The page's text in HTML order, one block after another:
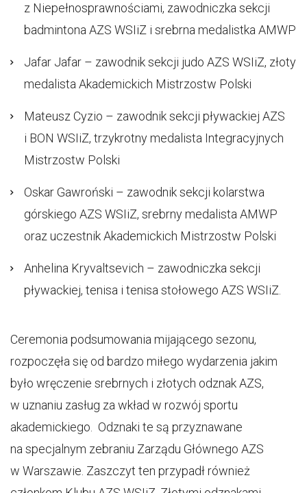
z Niepełnosprawnościami, zawodniczka sekcji
badmintona AZS WSIiZ i srebrna medalistka AMWP
Jafar Jafar – zawodnik sekcji judo AZS WSIiZ, złoty
medalista Akademickich Mistrzostw Polski
Mateusz Cyzio – zawodnik sekcji pływackiej AZS
i BON WSIiZ, trzykrotny medalista Integracyjnych
Mistrzostw Polski
Oskar Gawroński – zawodnik sekcji kolarstwa
górskiego AZS WSIiZ, srebrny medalista AMWP
oraz uczestnik Akademickich Mistrzostw Polski
Anhelina Kryvaltsevich – zawodniczka sekcji
pływackiej, tenisa i tenisa stołowego AZS WSIiZ.
Ceremonia podsumowania mijającego sezonu,
rozpoczęła się od bardzo miłego wydarzenia jakim
było wręczenie srebrnych i złotych odznak AZS,
w uznaniu zasług za wkład w rozwój sportu
akademickiego. Odznaki te są przyznawane
na specjalnym zebraniu Zarządu Głównego AZS
w Warszawie. Zaszczyt ten przypadł również